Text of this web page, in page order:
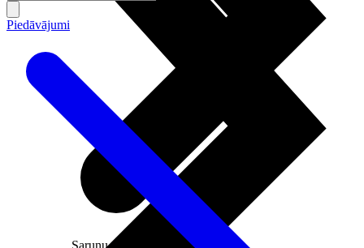
Sarunu pieslēgumi
Piedāvājumi